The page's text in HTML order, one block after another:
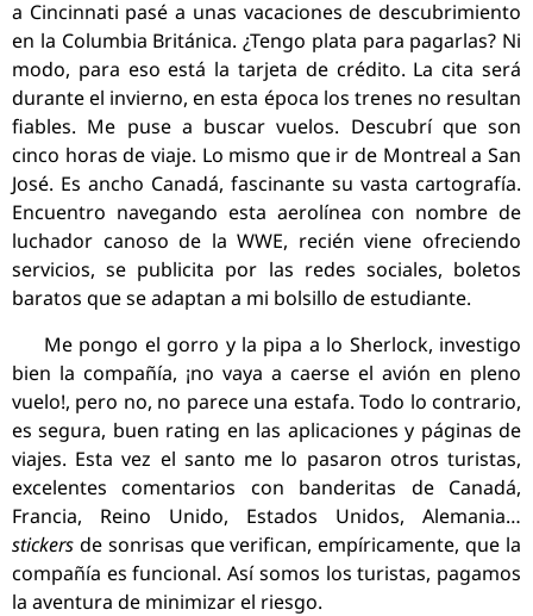
a Cincinnati pasé a unas vacaciones de descubrimiento
en la Columbia Británica. ¿Tengo plata para pagarlas? Ni
modo, para eso está la tarjeta de crédito. La cita será
durante el invierno, en esta época los trenes no resultan
fiables. Me puse a buscar vuelos. Descubrí que son
cinco horas de viaje. Lo mismo que ir de Montreal a San
José. Es ancho Canadá, fascinante su vasta cartografía.
Encuentro navegando esta aerolínea con nombre de
luchador canoso de la WWE, recién viene ofreciendo
servicios, se publicita por las redes sociales, boletos
baratos que se adaptan a mi bolsillo de estudiante.
Me pongo el gorro y la pipa a lo Sherlock, investigo
bien la compañía, ¡no vaya a caerse el avión en pleno
vuelo!, pero no, no parece una estafa. Todo lo contrario,
es segura, buen rating en las aplicaciones y páginas de
viajes. Esta vez el santo me lo pasaron otros turistas,
excelentes comentarios con banderitas de Canadá,
Francia, Reino Unido, Estados Unidos, Alemania…
stickers de sonrisas que verifican, empíricamente, que la
compañía es funcional. Así somos los turistas, pagamos
la aventura de minimizar el riesgo.